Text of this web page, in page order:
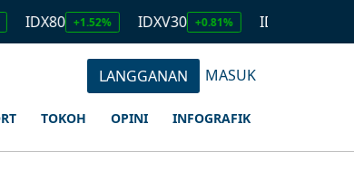
+1.52% IDXV30 +0.81% IDXQ30 +1.23%
LANGGANAN MASUK
TOKOH OPINI INFOGRAFIK